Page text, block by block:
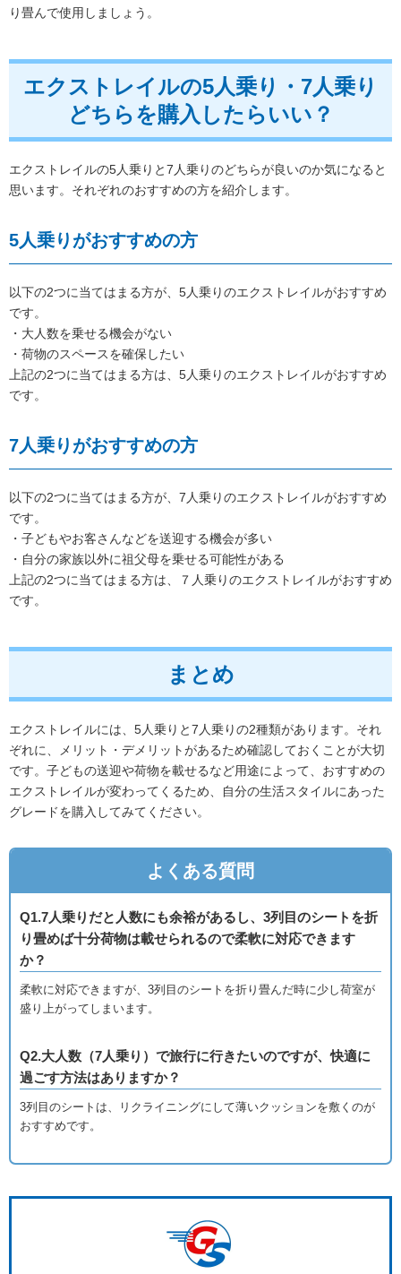
り畳んで使用しましょう。
エクストレイルの5人乗り・7人乗り
どちらを購入したらいい？
エクストレイルの5人乗りと7人乗りのどちらが良いのか気になると
思います。それぞれのおすすめの方を紹介します。
5人乗りがおすすめの方
以下の2つに当てはまる方が、5人乗りのエクストレイルがおすすめ
です。
・大人数を乗せる機会がない
・荷物のスペースを確保したい
上記の2つに当てはまる方は、5人乗りのエクストレイルがおすすめ
です。
7人乗りがおすすめの方
以下の2つに当てはまる方が、7人乗りのエクストレイルがおすすめ
です。
・子どもやお客さんなどを送迎する機会が多い
・自分の家族以外に祖父母を乗せる可能性がある
上記の2つに当てはまる方は、７人乗りのエクストレイルがおすすめ
です。
まとめ
エクストレイルには、5人乗りと7人乗りの2種類があります。それ
ぞれに、メリット・デメリットがあるため確認しておくことが大切
です。子どもの送迎や荷物を載せるなど用途によって、おすすめの
エクストレイルが変わってくるため、自分の生活スタイルにあった
グレードを購入してみてください。
よくある質問
Q1.7人乗りだと人数にも余裕があるし、3列目のシートを折
り畳めば十分荷物は載せられるので柔軟に対応できます
か？
柔軟に対応できますが、3列目のシートを折り畳んだ時に少し荷室が
盛り上がってしまいます。
Q2.大人数（7人乗り）で旅行に行きたいのですが、快適に
過ごす方法はありますか？
3列目のシートは、リクライニングにして薄いクッションを敷くのが
おすすめです。